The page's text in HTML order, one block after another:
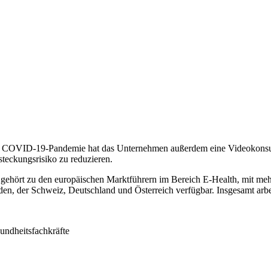
19-Pandemie hat das Unternehmen außerdem eine
zu reduzieren.
zu den europäischen Marktführern im Bereich E-Health, mit
der Schweiz, Deutschland und Österreich verfügbar. Insgesamt